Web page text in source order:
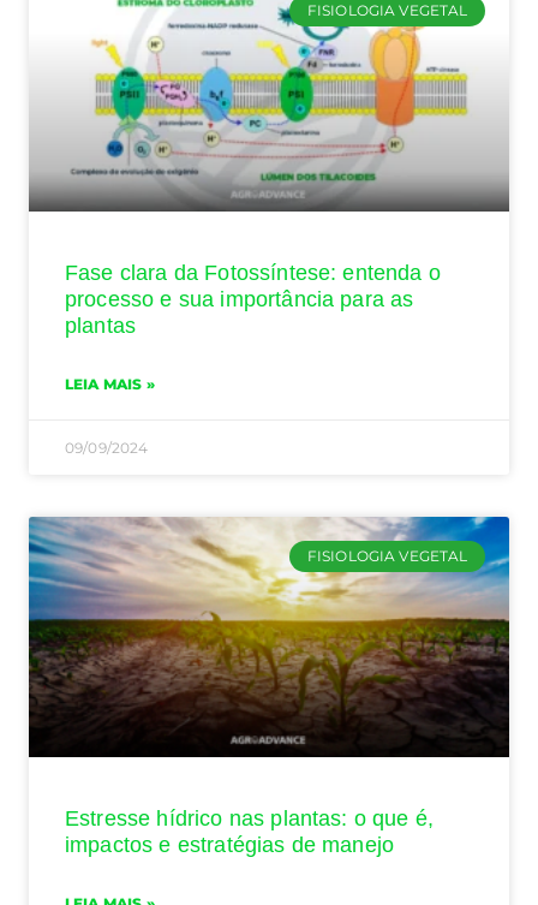
FISIOLOGIA VEGETAL
Fase clara da Fotossíntese: entenda o
processo e sua importância para as
plantas
LEIA MAIS »
09/09/2024
FISIOLOGIA VEGETAL
Estresse hídrico nas plantas: o que é,
impactos e estratégias de manejo